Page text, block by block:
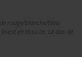
rouge/blanche/bleu
en tissu or. Le dos de